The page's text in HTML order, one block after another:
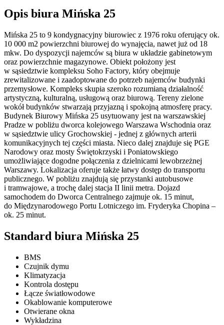
Opis biura Mińska 25
Mińska 25 to 9 kondygnacyjny biurowiec z 1976 roku oferujący ok.
10 000 m2 powierzchni biurowej do wynajęcia, nawet już od 18
mkw. Do dyspozycji najemców są biura w układzie gabinetowym
oraz powierzchnie magazynowe. Obiekt położony jest
w sąsiedztwie kompleksu Soho Factory, który obejmuje
zrewitalizowane i zaadoptowane do potrzeb najemców budynki
przemysłowe. Kompleks skupia szeroko rozumianą działalność
artystyczną, kulturalną, usługową oraz biurową. Tereny zielone
wokół budynków stwarzają przyjazną i spokojną atmosferę pracy.
Budynek Biurowy Mińska 25 usytuowany jest na warszawskiej
Pradze w pobliżu dworca kolejowego Warszawa Wschodnia oraz
w sąsiedztwie ulicy Grochowskiej - jednej z głównych arterii
komunikacyjnych tej części miasta. Nieco dalej znajduje się PGE
Narodowy oraz mosty Świętokrzyski i Poniatowskiego
umożliwiające dogodne połączenia z dzielnicami lewobrzeżnej
Warszawy. Lokalizacja oferuje także łatwy dostęp do transportu
publicznego. W pobliżu znajdują się przystanki autobusowe
i tramwajowe, a trochę dalej stacja II linii metra. Dojazd
samochodem do Dworca Centralnego zajmuje ok. 15 minut,
do Międzynarodowego Portu Lotniczego im. Fryderyka Chopina –
ok. 25 minut.
Standard biura Mińska 25
BMS
Czujnik dymu
Klimatyzacja
Kontrola dostępu
Łącze światłowodowe
Okablowanie komputerowe
Otwierane okna
Wykładzina